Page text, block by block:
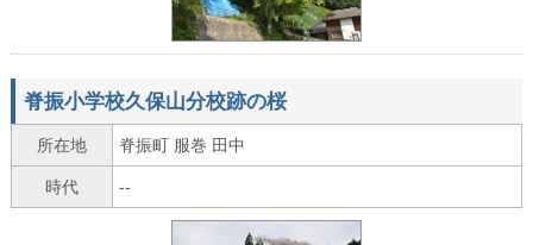
脊振小学校久保山分校跡の桜
所在地 脊振町 服巻 田中
時代 --